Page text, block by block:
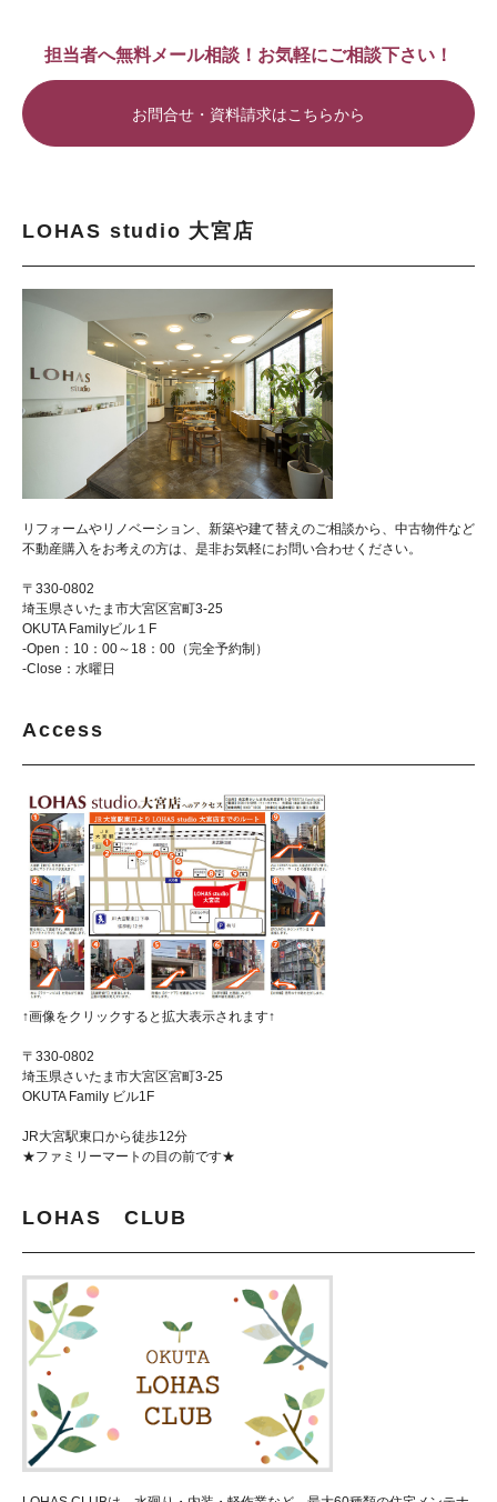
担当者へ無料メール相談！お気軽にご相談下さい！
お問合せ・資料請求はこちらから
LOHAS studio 大宮店
リフォームやリノベーション、新築や建て替えのご相談から、中古物件など
不動産購入をお考えの方は、是非お気軽にお問い合わせください。
〒330-0802
埼玉県さいたま市大宮区宮町3-25
OKUTA Familyビル１F
-Open：10：00～18：00（完全予約制）
-Close：水曜日
Access
↑画像をクリックすると拡大表示されます↑
〒330-0802
埼玉県さいたま市大宮区宮町3-25
OKUTA Family ビル1F
JR大宮駅東口から徒歩12分
★ファミリーマートの目の前です★
LOHAS CLUB